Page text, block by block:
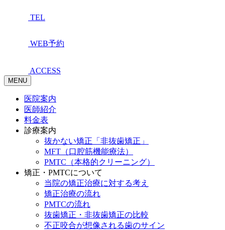
TEL
WEB予約
ACCESS
MENU
医院案内
医師紹介
料金表
診療案内
抜かない矯正「非抜歯矯正」
MFT（口腔筋機能療法）
PMTC（本格的クリーニング）
矯正・PMTCについて
当院の矯正治療に対する考え
矯正治療の流れ
PMTCの流れ
抜歯矯正・非抜歯矯正の比較
不正咬合が想像される歯のサイン